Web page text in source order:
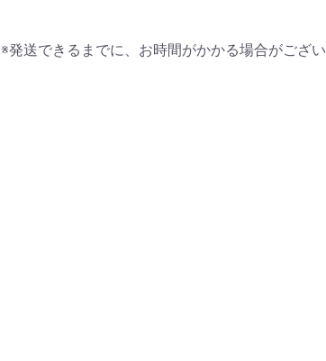
※発送できるまでに、お時間がかかる場合がござい